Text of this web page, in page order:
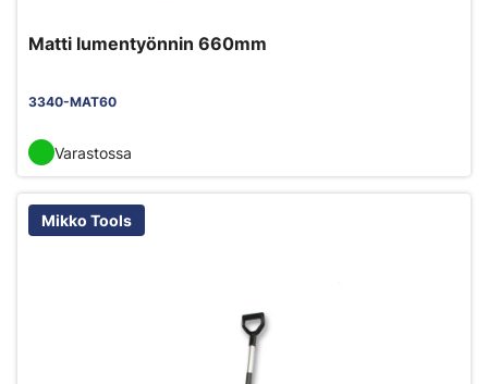
Matti lumentyönnin 660mm
3340-MAT60
Varastossa
Mikko Tools